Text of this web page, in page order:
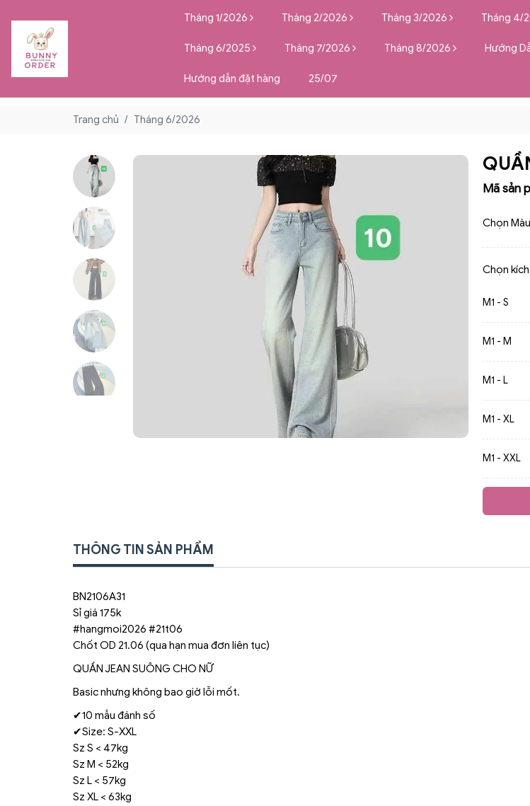
Tháng 1/2026 Tháng 2/2026 Tháng 3/2026 Tháng 4/
Tháng 6/2025 Tháng 7/2026 Tháng 8/2026 Hướng
Hướng dẫn đặt hàng 25/07
Trang chủ / Tháng 6/2026
Mã sản
Chọn
Chọn
M1 - S
M1 - M
M1 - L
M1 - XL
M1 - XXL
THÔNG TIN SẢN PHẨM
BN2106A31
Sỉ giá 175k
#hangmoi2026 #21t06
Chốt OD 21.06 (qua hạn mua đơn liên tục)
QUẦN JEAN SUÔNG CHO NỮ
Basic nhưng không bao giờ lỗi mốt.
✔10 mẫu đánh số
✔Size: S-XXL
Sz S < 47kg
Sz M < 52kg
Sz L < 57kg
Sz XL < 63kg